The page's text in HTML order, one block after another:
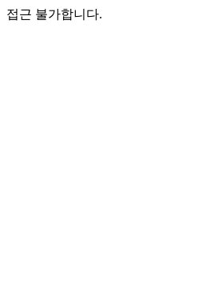
접근 불가합니다.